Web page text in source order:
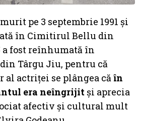
pe 3 septembrie 1991 și
în Cimitirul Bellu din
a fost reînhumată în
Târgu Jiu, pentru că
actriței se plângea căîn
era neîngrijit și aprecia
afectiv și cultural mult